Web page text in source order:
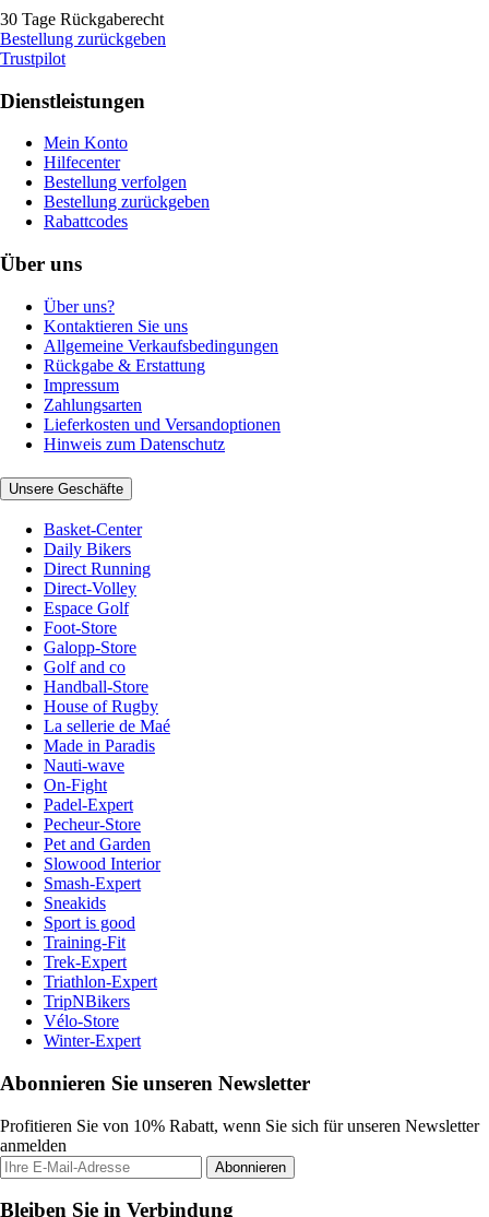
30 Tage Rückgaberecht
Bestellung zurückgeben
Trustpilot
Dienstleistungen
Mein Konto
Hilfecenter
Bestellung verfolgen
Bestellung zurückgeben
Rabattcodes
Über uns
Über uns?
Kontaktieren Sie uns
Allgemeine Verkaufsbedingungen
Rückgabe & Erstattung
Impressum
Zahlungsarten
Lieferkosten und Versandoptionen
Hinweis zum Datenschutz
Unsere Geschäfte
Basket-Center
Daily Bikers
Direct Running
Direct-Volley
Espace Golf
Foot-Store
Galopp-Store
Golf and co
Handball-Store
House of Rugby
La sellerie de Maé
Made in Paradis
Nauti-wave
On-Fight
Padel-Expert
Pecheur-Store
Pet and Garden
Slowood Interior
Smash-Expert
Sneakids
Sport is good
Training-Fit
Trek-Expert
Triathlon-Expert
TripNBikers
Vélo-Store
Winter-Expert
Abonnieren Sie unseren Newsletter
Profitieren Sie von 10% Rabatt, wenn Sie sich für unseren Newsletter
anmelden
Abonnieren
Bleiben Sie in Verbindung